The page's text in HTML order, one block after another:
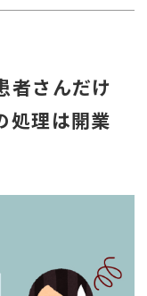
者さんだけ
処理は開業